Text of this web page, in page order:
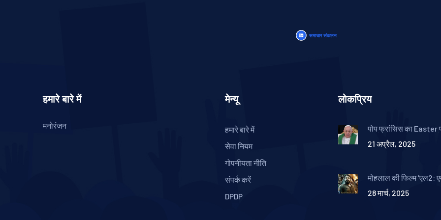
हमारे बारे में
मनोरंजन
मेन्यू
हमारे बारे में
सेवा नियम
गोपनीयता नीति
संपर्क करें
DPDP
लोकप्रिय
पोप फ्रांसिस का Easter
की याद
21 अप्रैल, 2025
मोहलाल की फिल्म 'एल2:
की अंतरराष्ट्रीय सिनेमा से
28 मार्च, 2025